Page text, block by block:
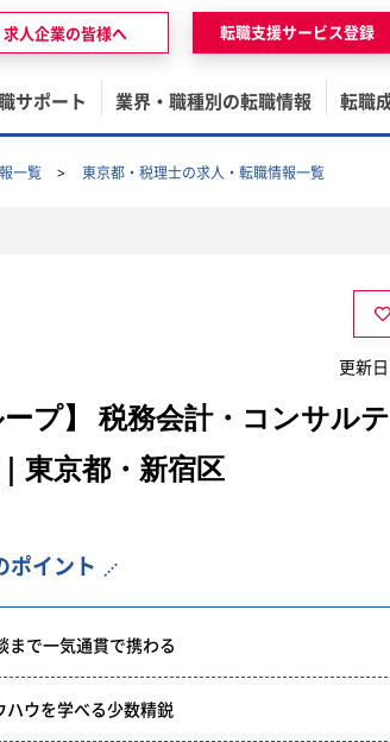
サポート 業界・職種別の転職情報 転職
求人企業の皆様へ 転職支援サービス登録
一覧 東京都・税理士の求人・転職情報一覧
更新
プ】 税務会計・コンサル
東京都・新宿区
ポイント
まで一気通貫で携わる
ハウを学べる少数精鋭